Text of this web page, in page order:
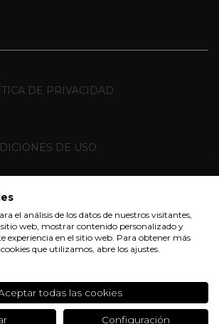
DE PRIVACIDAD
DE USO
el análisis de los datos de nuestros visitantes,
web, mostrar contenido personalizado y
experiencia en el sitio web. Para obtener más
que utilizamos, abre los ajustes.
todas las cookies
Configuración